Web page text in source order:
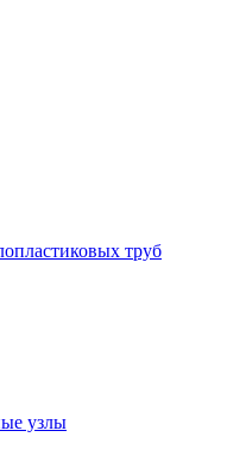
труб
узлы